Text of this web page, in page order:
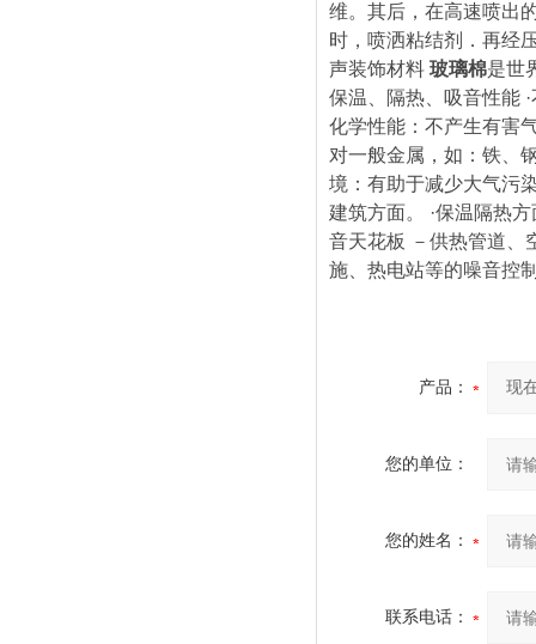
维。其后，在高速喷出
时，喷洒粘结剂．再经
声装饰材料 玻璃棉是世
保温、隔热、吸音性能
化学性能：不产生有害
对一般金属，如：铁、
境：有助于减少大气污
建筑方面。 ·保温隔热
音天花板 －供热管道、
施、热电站等的噪音
产品：
您的单位：
您的姓名：
联系电话：